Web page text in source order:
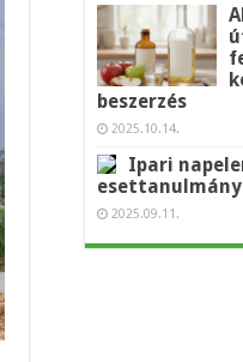
beszerzés
2025.10.14.
Ipari
2025.09.11.